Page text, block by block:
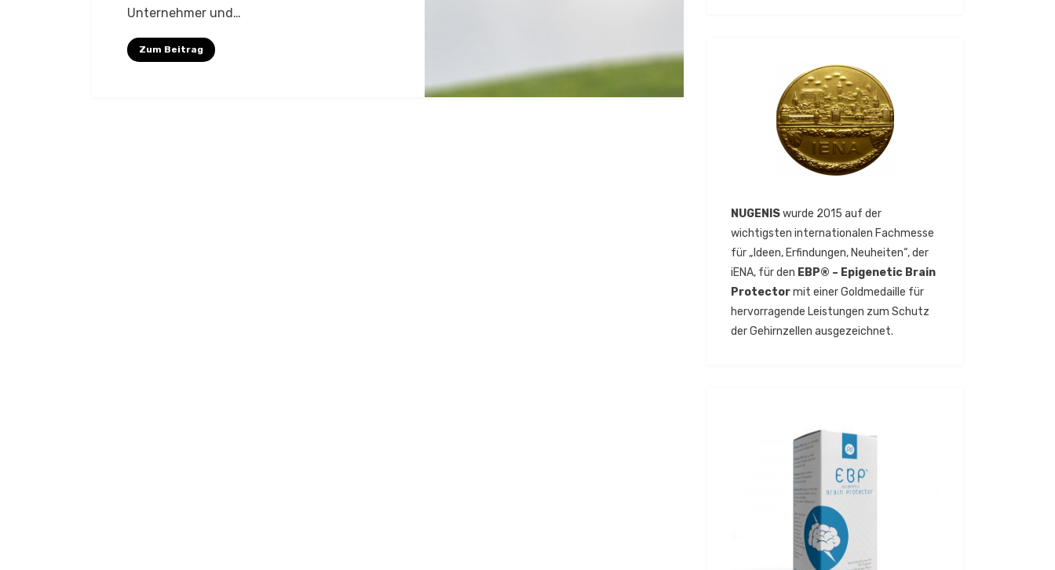
Unternehmer und…
Zum Beitrag
NUGENISwurde 2015 auf der
wichtigsten internationalen Fachmesse
für „Ideen, Erfindungen, Neuheiten“, der
iENA, für den EBP® – Epigenetic Brain
Protectormit einer Goldmedaille für
hervorragende Leistungen zum Schutz
der Gehirnzellen ausgezeichnet.